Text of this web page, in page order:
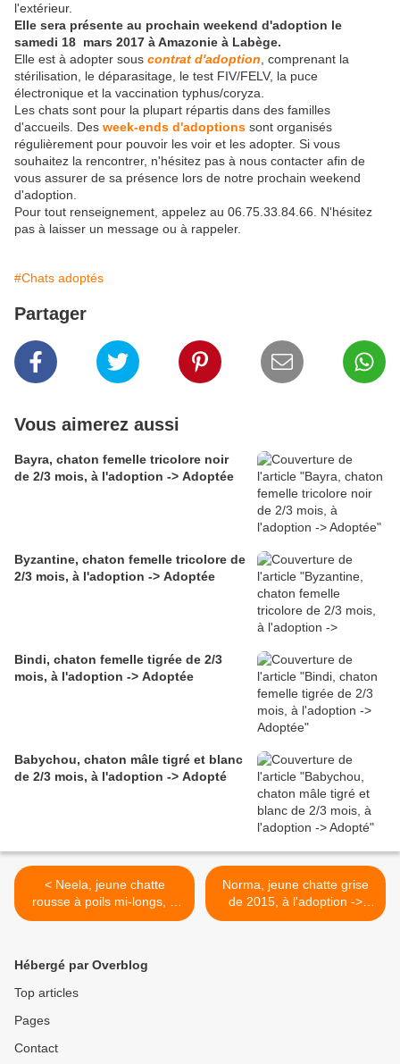
l'extérieur.
Elle sera présente au prochain weekend d'adoption le
samedi 18 mars 2017 à Amazonie à Labège.
Elle est à adopter sous contrat d'adoption , comprenant la
stérilisation, le déparasitage, le test FIV/FELV, la puce
électronique et la vaccination typhus/coryza.
Les chats sont pour la plupart répartis dans des familles
d'accueils. Des week-ends d'adoptions sont organisés
régulièrement pour pouvoir les voir et les adopter. Si vous
souhaitez la rencontrer, n'hésitez pas à nous contacter afin de
vous assurer de sa présence lors de notre prochain weekend
d'adoption.
Pour tout renseignement, appelez au 06.75.33.84.66. N'hésitez
pas à laisser un message ou à rappeler.
#Chats adoptés
Partager
Vous aimerez aussi
Bayra, chaton femelle tricolore noir
de 2/3 mois, à l'adoption -> Adoptée
Byzantine, chaton femelle tricolore de
2/3 mois, à l'adoption -> Adoptée
Bindi, chaton femelle tigrée de 2/3
mois, à l'adoption -> Adoptée
Babychou, chaton mâle tigré et blanc
de 2/3 mois, à l'adoption -> Adopté
< Neela, jeune chatte
rousse à poils mi-longs, à
l'adoption -> adoptée
Norma, jeune chatte grise
de 2015, à l'adoption ->
adoptée >
Hébergé par Overblog
Top articles
Pages
Contact